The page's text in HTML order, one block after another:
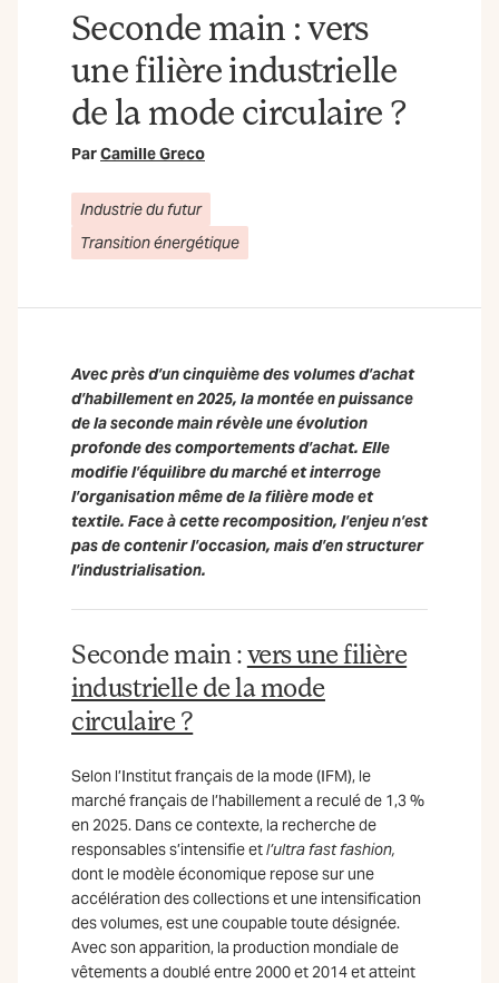
Seconde main : vers
une filière industrielle
de la mode circulaire ?
ParCamille Greco
Industrie du futur
Transition énergétique
Avec près d’un cinquième des volumes d’achat
d’habillement en 2025, la montée en puissance
de la seconde main révèle une évolution
profonde des comportements d’achat. Elle
modifie l’équilibre du marché et interroge
l’organisation même de la filière mode et
textile. Face à cette recomposition, l’enjeu n’est
pas de contenir l’occasion, mais d’en structurer
l’industrialisation.
Seconde main :vers une filière
industrielle de la mode
circulaire ?
Selon l’Institut français de la mode (IFM), le
marché français de l’habillement a reculé de 1,3 %
en 2025. Dans ce contexte, la recherche de
responsables s’intensifie etl’ultra fast fashion,
dont le modèle économique repose sur une
accélération des collections et une intensification
des volumes, est une coupable toute désignée.
Avec son apparition, la production mondiale de
vêtements a doublé entre 2000 et 2014 et atteint